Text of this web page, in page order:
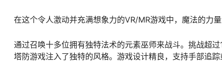
在这个令人激动并充满想象力的VR/MR游戏中，魔法的力
通过召唤十多位拥有独特法术的元素巫师来战斗。挑战超
塔防游戏注入了独特的风格。游戏设计精良，支持手部追